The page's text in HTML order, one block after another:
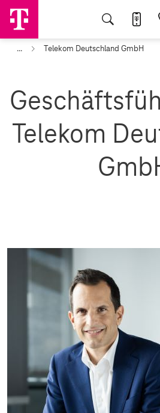
... Telekom Deutschland GmbH
Telekom